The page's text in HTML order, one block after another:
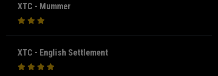
XTC - Mummer
XTC - English Settlement